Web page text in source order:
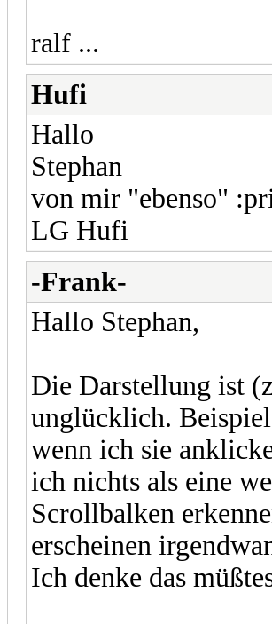
ralf ...
Hufi
Hallo
Stephan
von mir "ebenso"
LG Hufi
-Frank-
Hallo Stephan,
Die Darstellung ist
unglücklich.
wenn ich sie
ich nichts als eine
Scrollbalken
erscheinen
Ich denke das